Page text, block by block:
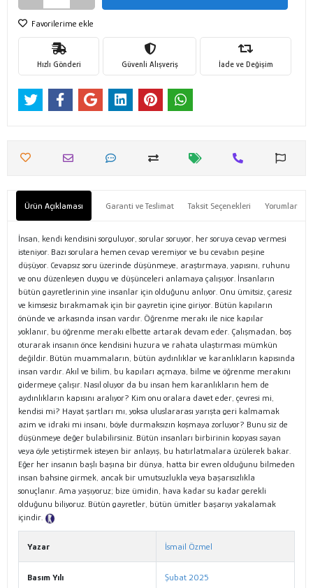
Favorilerime ekle
Hızlı Gönderi Güvenli Alışveriş İade ve Değişim
Ürün Açıklaması Garanti ve Teslimat Taksit Seçenekleri Yorumlar
İnsan, kendi kendisini sorguluyor, sorular soruyor, her soruya cevap vermesi
isteniyor. Bazı sorulara hemen cevap veremiyor ve bu cevabın peşine
düşüyor. Cevapsız soru üzerinde düşünmeye, araştırmaya, yapısını, ruhunu
ve onu düzenleyen duygu ve düşünceleri anlamaya çalışıyor. İnsanların
bütün gayretlerinin yine insanlar için olduğunu anlıyor. Onu ümitsiz, çaresiz
ve kimsesiz bırakmamak için bir gayretin içine giriyor. Bütün kapıların
önünde ve arkasında insan vardır. Öğrenme merakı ile nice kapılar
yoklanır, bu öğrenme merakı elbette artarak devam eder. Çalışmadan, boş
oturarak insanın önce kendisini huzura ve rahata ulaştırması mümkün
değildir. Bütün muammaların, bütün aydınlıklar ve karanlıkların kapısında
insan vardır. Akıl ve bilim, bu kapıları açmaya, bilme ve öğrenme merakını
gidermeye çalışır. Nasıl oluyor da bu insan hem karanlıkların hem de
aydınlıkların kapısını aralıyor? Kim onu oralara davet eder, çevresi mi,
kendisi mi? Hayat şartları mı, yoksa uluslararası yarışta geri kalmamak
azim ve idraki mi insanı, böyle durmaksızın koşmaya zorluyor? Bunu siz de
düşünmeye değer bulabilirsiniz. Bütün insanları birbirinin kopyası sayan
veya öyle yetiştirmek isteyen bir anlayış, bu hatırlatmalara üzülerek bakar.
Eğer her insanın başlı başına bir dünya, hatta bir evren olduğunu bilmeden
insan bahsine girmek, ancak bir umutsuzlukla veya başarısızlıkla
sonuçlanır. Ama yaşıyoruz; bize ümidin, hava kadar su kadar gerekli
olduğunu biliyoruz. Bütün gayretler, bütün ümitler başarıyı yakalamak
içindir.
Yazar İsmail Özmel
Basım Yılı Şubat 2025